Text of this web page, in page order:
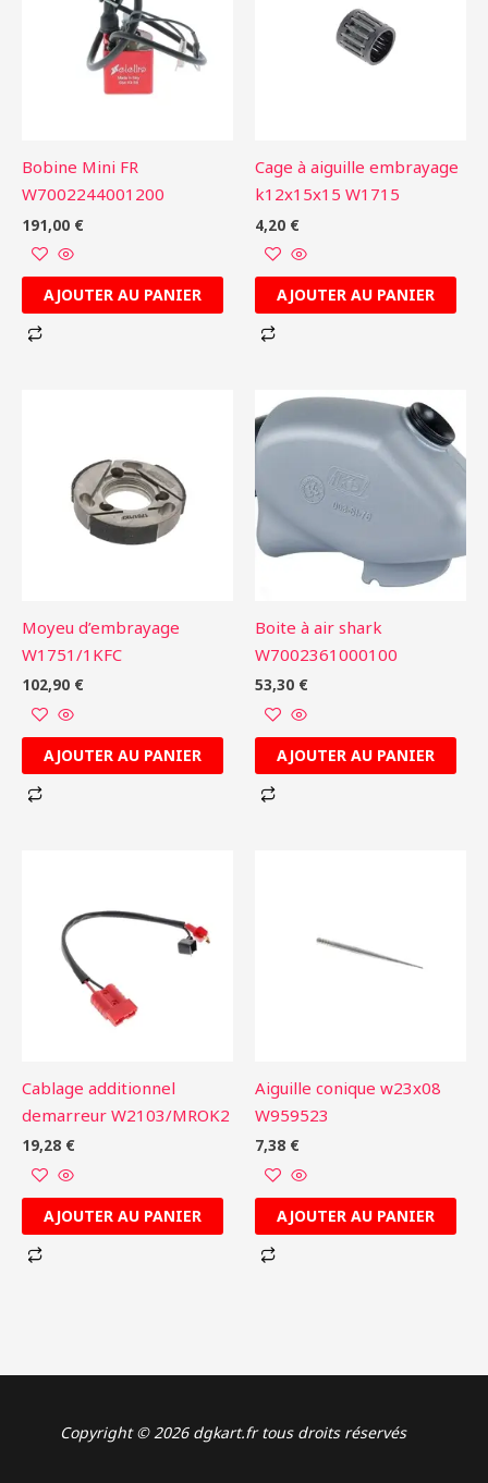
Bobine Mini FR
W7002244001200
191,00 €
AJOUTER AU PANIER
Cage à aiguille embrayage
k12x15x15 W1715
4,20 €
AJOUTER AU PANIER
Moyeu d’embrayage
W1751/1KFC
102,90 €
AJOUTER AU PANIER
Boite à air shark
W7002361000100
53,30 €
AJOUTER AU PANIER
Cablage additionnel
demarreur W2103/MROK2
19,28 €
AJOUTER AU PANIER
Aiguille conique w23x08
W959523
7,38 €
AJOUTER AU PANIER
Copyright © 2026 dgkart.fr tous droits réservés